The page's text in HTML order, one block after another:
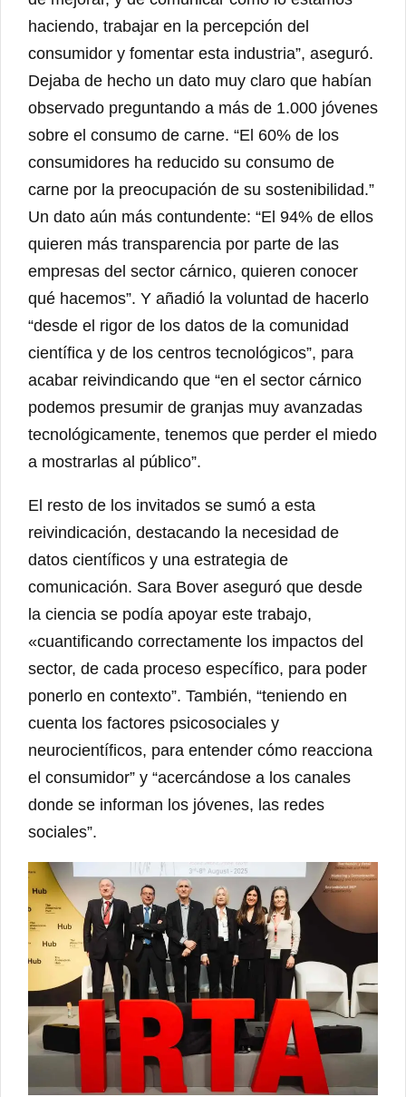
haciendo, trabajar en la percepción del
consumidor y fomentar esta industria”, aseguró.
Dejaba de hecho un dato muy claro que habían
observado preguntando a más de 1.000 jóvenes
sobre el consumo de carne. “El 60% de los
consumidores ha reducido su consumo de
carne por la preocupación de su sostenibilidad.”
Un dato aún más contundente: “El 94% de ellos
quieren más transparencia por parte de las
empresas del sector cárnico, quieren conocer
qué hacemos”. Y añadió la voluntad de hacerlo
“desde el rigor de los datos de la comunidad
científica y de los centros tecnológicos”, para
acabar reivindicando que “en el sector cárnico
podemos presumir de granjas muy avanzadas
tecnológicamente, tenemos que perder el miedo
a mostrarlas al público”.
El resto de los invitados se sumó a esta
reivindicación, destacando la necesidad de
datos científicos y una estrategia de
comunicación. Sara Bover aseguró que desde
la ciencia se podía apoyar este trabajo,
«cuantificando correctamente los impactos del
sector, de cada proceso específico, para poder
ponerlo en contexto”. También, “teniendo en
cuenta los factores psicosociales y
neurocientíficos, para entender cómo reacciona
el consumidor” y “acercándose a los canales
donde se informan los jóvenes, las redes
sociales”.